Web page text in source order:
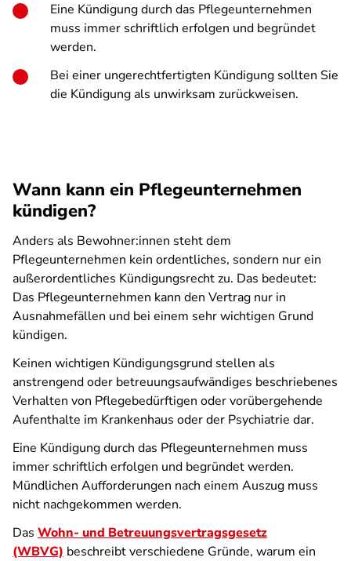
Eine Kündigung durch das Pflegeunternehmen
muss immer schriftlich erfolgen und begründet
werden.
Bei einer ungerechtfertigten Kündigung sollten Sie
die Kündigung als unwirksam zurückweisen.
Wann kann ein Pflegeunternehmen
kündigen?
Anders als Bewohner:innen steht dem
Pflegeunternehmen kein ordentliches, sondern nur ein
außerordentliches Kündigungsrecht zu. Das bedeutet:
Das Pflegeunternehmen kann den Vertrag nur in
Ausnahmefällen und bei einem sehr wichtigen Grund
kündigen.
Keinen wichtigen Kündigungsgrund stellen als
anstrengend oder betreuungsaufwändiges beschriebenes
Verhalten von Pflegebedürftigen oder vorübergehende
Aufenthalte im Krankenhaus oder der Psychiatrie dar.
Eine Kündigung durch das Pflegeunternehmen muss
immer schriftlich erfolgen und begründet werden.
Mündlichen Aufforderungen nach einem Auszug muss
nicht nachgekommen werden.
Das Wohn- und Betreuungsvertragsgesetz
(WBVG) beschreibt verschiedene Gründe, warum ein